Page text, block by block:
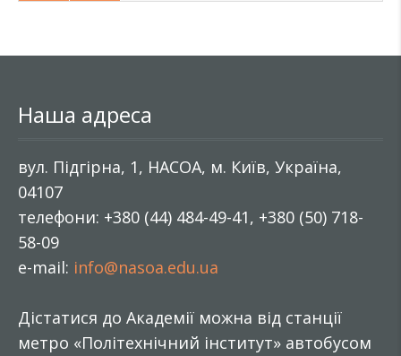
Наша адреса
вул. Підгірна, 1, НАСОА, м. Київ, Україна,
04107
телефони: +380 (44) 484-49-41, +380 (50) 718-
58-09
e-mail: info@nasoa.edu.ua
Дістатися до Академії можна від станції
метро «Політехнічний інститут» автобусом